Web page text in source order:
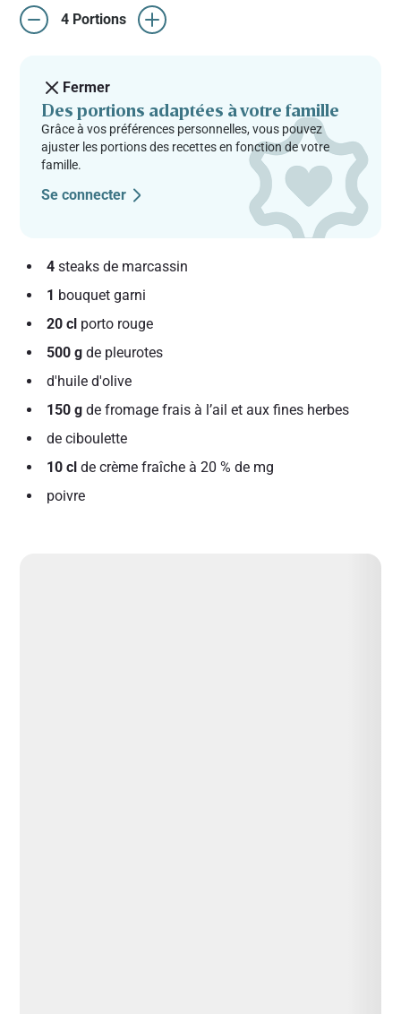
4 Portions
Fermer
Des portions adaptées à votre famille
Grâce à vos préférences personnelles, vous pouvez
ajuster les portions des recettes en fonction de votre
famille.
Se connecter
4steaks de marcassin
1 bouquet garni
20 cl porto rouge
500 g de pleurotes
d'huile d'olive
150 g de fromage frais à l’ail et aux fines herbes
de ciboulette
10 cl de crème fraîche à 20 % de mg
poivre